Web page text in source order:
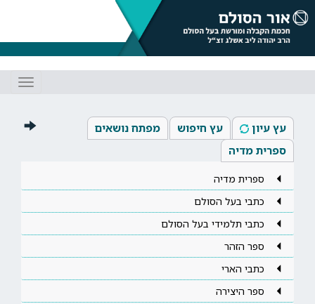
עץ עיון עץ חיפוש
מפתח נושאים
ספרית מדיה
ספרית מדיה
כתבי בעל הסולם
כתבי תלמידי בעל הסולם
ספר הזהר
כתבי הארי
ספר היצירה